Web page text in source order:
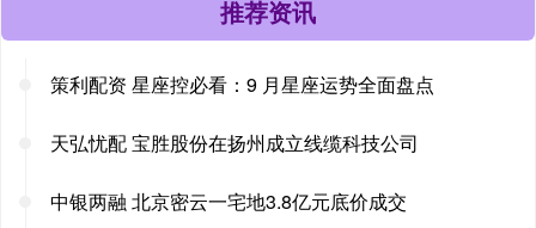
推荐资讯
策利配资 星座控必看：9 月星座运势全面盘点
天弘忧配 宝胜股份在扬州成立线缆科技公司
中银两融 北京密云一宅地3.8亿元底价成交